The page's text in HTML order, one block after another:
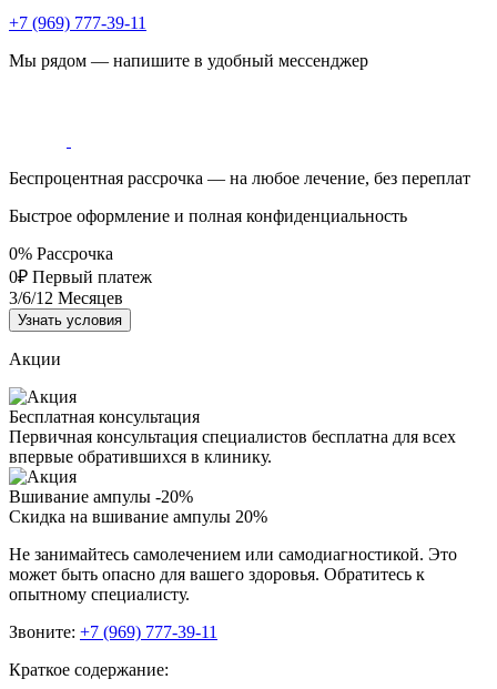
+7 (969) 777-39-11
Мы рядом — напишите в удобный мессенджер
Беспроцентная рассрочка — на любое лечение, без переплат
Быстрое оформление и полная конфиденциальность
0% Рассрочка
0₽ Первый платеж
3/6/12 Месяцев
Узнать условия
Акции
Бесплатная консультация
Первичная консультация специалистов бесплатна для всех
впервые обратившихся в клинику.
Вшивание ампулы -20%
Скидка на вшивание ампулы 20%
Не занимайтесь самолечением или самодиагностикой. Это
может быть опасно для вашего здоровья. Обратитесь к
опытному специалисту.
Звоните: +7 (969) 777-39-11
Краткое содержание: